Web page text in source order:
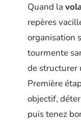
Quand la
repères
organisation
tourmente
de structurer
Première
objectif,
puis tenez